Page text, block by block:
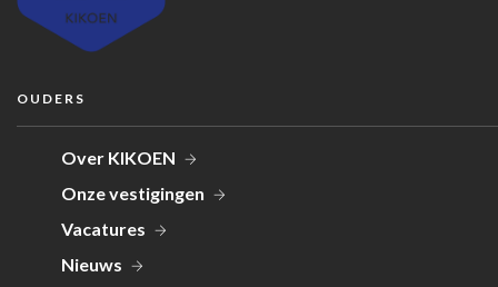
OUDERS
Over KIKOEN
Onze vestigingen
Vacatures
Nieuws